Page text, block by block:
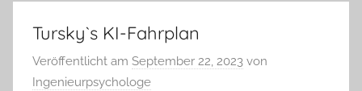
Tursky`s KI-Fahrplan
Veröffentlicht am September 22, 2023 von
Ingenieurpsychologe